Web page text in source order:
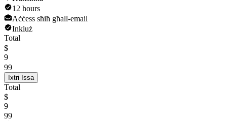
12 hours
Aċċess sħiħ għall-email
Inkluż
Total
$
9
99
Ixtri Issa
Total
$
9
99